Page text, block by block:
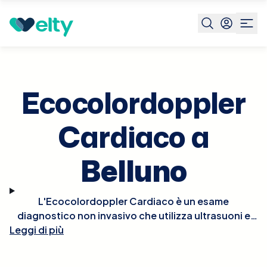
Prenota visita Belluno
Ecocolordoppler
Cardiaco a
Belluno
L'Ecocolordoppler Cardiaco è un esame
diagnostico non invasivo che utilizza ultrasuoni e
tecnologia Doppler per visualizzare in tempo reale le
Leggi di più